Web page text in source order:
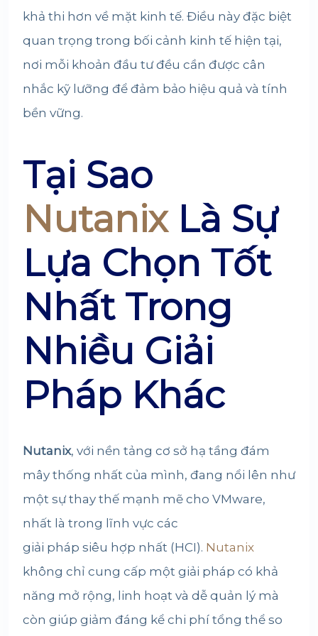
khả thi hơn về mặt kinh tế. Điều này đặc biệt
quan trọng trong bối cảnh kinh tế hiện tại,
nơi mỗi khoản đầu tư đều cần được cân
nhắc kỹ lưỡng để đảm bảo hiệu quả và tính
bền vững.
Tại Sao
NutanixLà Sự
Lựa Chọn Tốt
Nhất Trong
Nhiều Giải
Pháp Khác
Nutanix, với nền tảng cơ sở hạ tầng đám
mây thống nhất của mình, đang nổi lên như
một sự thay thế mạnh mẽ cho VMware,
nhất là trong lĩnh vực các
giải pháp siêu hợp nhất (HCI). Nutanix
không chỉ cung cấp một giải pháp có khả
năng mở rộng, linh hoạt và dễ quản lý mà
còn giúp giảm đáng kể chi phí tổng thể so